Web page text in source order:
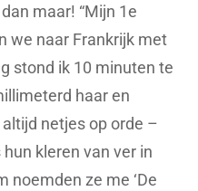
maar! “Mijn 1e
we naar Frankrijk met
stond ik 10 minuten te
haar en
netjes op orde –
kleren van ver in
noemden ze me ‘De